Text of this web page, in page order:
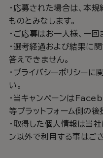
・応募された場合は、本
ものとみなします。
・ご応募はお一人様、一
・選考経過および結果に
答えできません。
・プライバシーポリシーに
い。
・当キャンペーンは
等プラットフォーム側の
・取得した個人情報は当
ン以外で利用する事はご